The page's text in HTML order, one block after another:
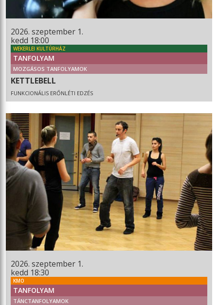
2026. szeptember 1.
kedd 18:00
WEKERLEI KULTÚRHÁZ
TANFOLYAM
MOZGÁSOS TANFOLYAMOK
KETTLEBELL
FUNKCIONÁLIS ERŐNLÉTI EDZÉS
2026. szeptember 1.
kedd 18:30
KMO
TANFOLYAM
TÁNCTANFOLYAMOK